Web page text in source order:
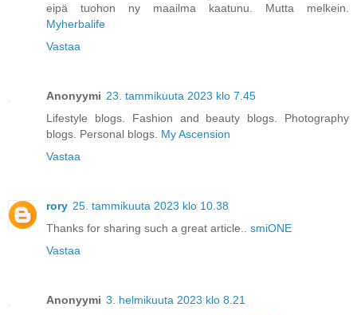
eipä tuohon ny maailma kaatunu. Mutta melkein.
Myherbalife
Vastaa
Anonyymi 23. tammikuuta 2023 klo 7.45
Lifestyle blogs. Fashion and beauty blogs. Photography
blogs. Personal blogs. My Ascension
Vastaa
rory 25. tammikuuta 2023 klo 10.38
Thanks for sharing such a great article.. smiONE
Vastaa
Anonyymi 3. helmikuuta 2023 klo 8.21